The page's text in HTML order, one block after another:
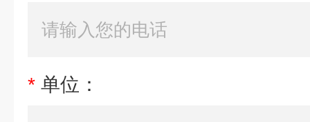
* 单位：